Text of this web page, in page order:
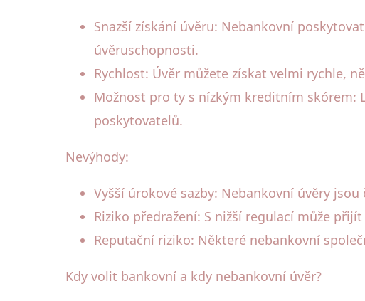
Snazší získání úvěru: Nebankovní
úvěruschopnosti.
Rychlost: Úvěr můžete získat velmi rychle,
Možnost pro ty s nízkým kreditním skórem:
poskytovatelů.
Nevýhody:
Vyšší úrokové sazby: Nebankovní úvěry
Riziko předražení: S nižší regulací může
Reputační riziko: Některé nebankovní
Kdy volit bankovní a kdy nebankovní úvěr?